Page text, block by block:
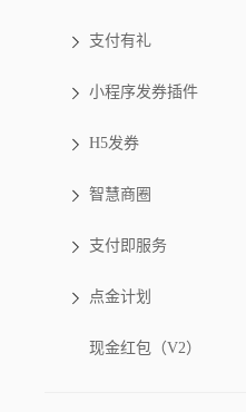
支付有礼
小程序发券插件
H5发券
智慧商圈
支付即服务
点金计划
现金红包（V2）